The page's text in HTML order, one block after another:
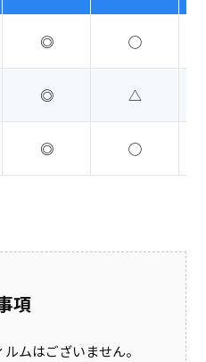
◎ ◯
◎ △
◎ ◯
項
ムはございません。